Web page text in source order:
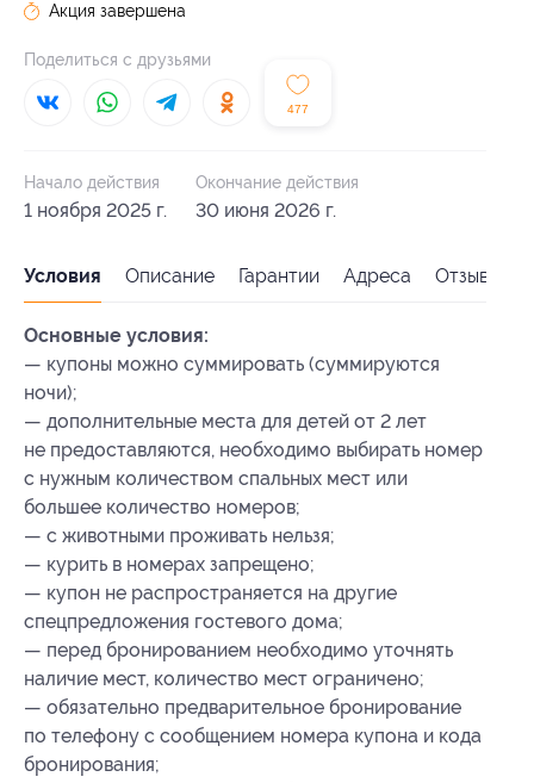
477
Акция завершена
Поделиться с друзьями
Начало действия
1 ноября 2025 г.
Окончание действия
30 июня 2026 г.
Условия Описание Гарантии Адреса Отзывы
Основные условия:
— купоны можно суммировать (суммируются
ночи);
— дополнительные места для детей от 2 лет
не предоставляются, необходимо выбирать номер
с нужным количеством спальных мест или
большее количество номеров;
— с животными проживать нельзя;
— курить в номерах запрещено;
— купон не распространяется на другие
спецпредложения гостевого дома;
— перед бронированием необходимо уточнять
наличие мест, количество мест ограничено;
— обязательно предварительное бронирование
по телефону с сообщением номера купона и кода
бронирования;